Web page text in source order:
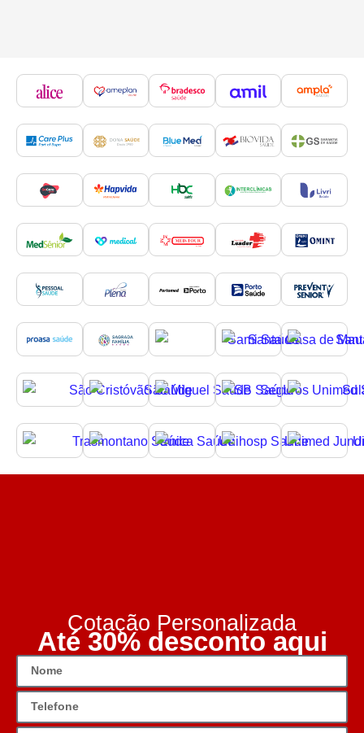
Cotação Personalizada
Até 30% desconto aqui